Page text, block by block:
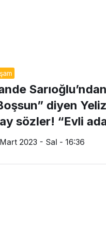
diyen
sözler! “Evli
olup…”
2023 - Sal - 16:36